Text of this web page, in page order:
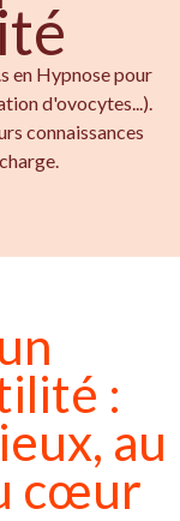
en Hypnose pour
d'ovocytes...).
connaissances
:
au
cœur